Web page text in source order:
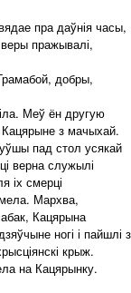
пра даўнія часы,
пражывалі,
добры,
Меў ён другую
з мачыхай.
пад стол усякай
верна служылі
іх смерці
Мархва,
Кацярына
ногі і пайшлі з
крыж.
на Кацярынку.